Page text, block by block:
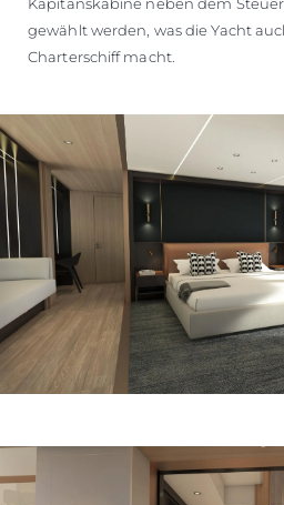
gewählt werden, was die Yacht
Charterschiff macht.